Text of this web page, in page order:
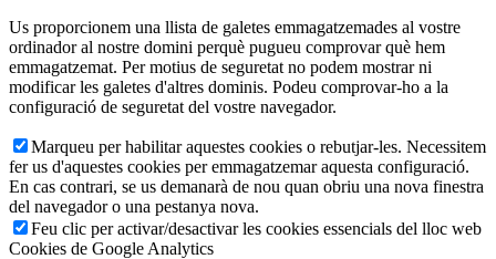
Us proporcionem una llista de galetes emmagatzemades al vostre
ordinador al nostre domini perquè pugueu comprovar què hem
emmagatzemat. Per motius de seguretat no podem mostrar ni
modificar les galetes d'altres dominis. Podeu comprovar-ho a la
configuració de seguretat del vostre navegador.
Marqueu per habilitar aquestes cookies o rebutjar-les. Necessitem
fer us d'aquestes cookies per emmagatzemar aquesta configuració.
En cas contrari, se us demanarà de nou quan obriu una nova finestra
del navegador o una pestanya nova.
Feu clic per activar/desactivar les cookies essencials del lloc web
Cookies de Google Analytics